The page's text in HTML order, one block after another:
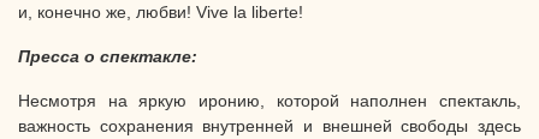
и, конечно же, любви! Vive la liberte!
Пресса о спектакле:
Несмотря на яркую иронию, которой наполнен спектакль,
важность сохранения внутренней и внешней свободы здесь